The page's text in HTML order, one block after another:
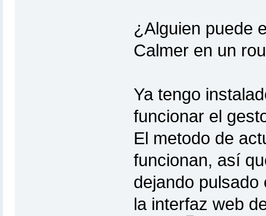
¿Alguien puede
Calmer en un
Ya tengo
funcionar el
El metodo de
funcionan, así
dejando
la interfaz web